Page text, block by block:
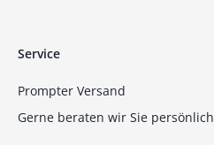
Service
Prompter Versand
Gerne beraten wir Sie persönlich